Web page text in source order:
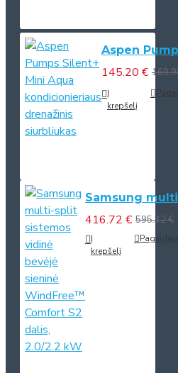
Aspen
145.20 €
Į
krepšelį
Samsung
416.72 € 595.32 €
Į
krepšelį